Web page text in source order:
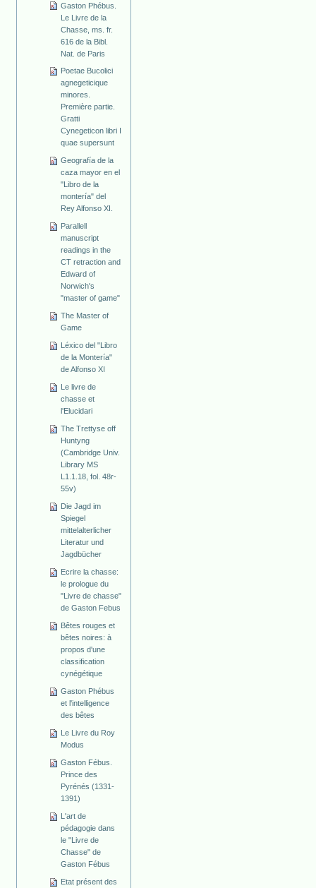
Gaston Phébus.
Le Livre de la
Chasse, ms. fr.
616 de la Bibl.
Nat. de Paris
Poetae Bucolici
agnegeticique
minores.
Première partie.
Gratti
Cynegeticon libri I
quae supersunt
Geografía de la
caza mayor en el
"Libro de la
montería" del
Rey Alfonso XI.
Parallell
manuscript
readings in the
CT retraction and
Edward of
Norwich's
"master of game"
The Master of
Game
Léxico del "Libro
de la Montería"
de Alfonso XI
Le livre de
chasse et
l'Elucidari
The Trettyse off
Huntyng
(Cambridge Univ.
Library MS
L1.1.18, fol. 48r-
55v)
Die Jagd im
Spiegel
mittelalterlicher
Literatur und
Jagdbücher
Ecrire la chasse:
le prologue du
"Livre de chasse"
de Gaston Febus
Bêtes rouges et
bêtes noires: à
propos d'une
classification
cynégétique
Gaston Phébus
et l'intelligence
des bêtes
Le Livre du Roy
Modus
Gaston Fébus.
Prince des
Pyrénés (1331-
1391)
L'art de
pédagogie dans
le "Livre de
Chasse" de
Gaston Fébus
Etat présent des